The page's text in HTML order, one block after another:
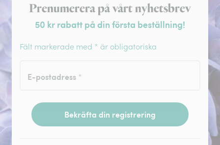
Registrera dig för nyhetsbrev
Prenumerera på vårt nyhetsbrev
50 kr rabatt på din första beställning!
Fält markerade med * är obligatoriska
E-postadress *
Bekräfta din registrering